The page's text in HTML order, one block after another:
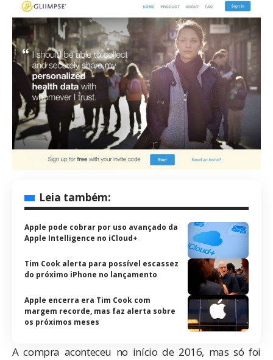
Leia também:
Apple pode cobrar por uso avançado da
Apple Intelligence no iCloud+
Tim Cook alerta para possível escassez
do próximo iPhone no lançamento
Apple encerra era Tim Cook com
margem recorde, mas faz alerta sobre
os próximos meses
A compra aconteceu no início de 2016, mas só foi